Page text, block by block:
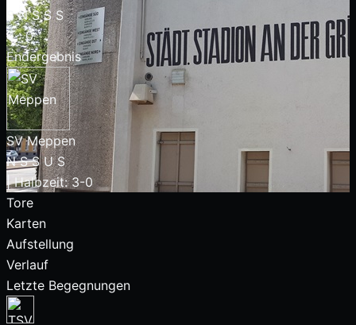
SNSSS
4 : 0
Endergebnis
SV Meppen
NSSUS
| Halbzeit: 3-0
Tore
Karten
Aufstellung
Verlauf
Letzte Begegnungen